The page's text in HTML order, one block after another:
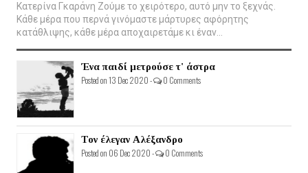
Κατερίνα Γκαράνη Ζούμε το χειρότερο, αυτό μην το ξεχνάς.
Κάθε μέρα που περνά γινόμαστε μάρτυρες αφόρητης
κατάθλιψης, κάθε μέρα αποχαιρετάμε κι έναν...
Ένα παιδί μετρούσε τ' άστρα
Posted on 13 Dec 2020 - 0 Comments
Τον έλεγαν Αλέξανδρο
Posted on 06 Dec 2020 - 0 Comments